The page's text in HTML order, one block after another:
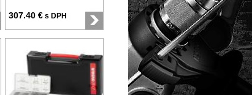
307.40 € s DPH